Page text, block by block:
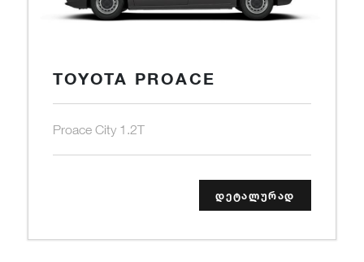
TOYOTA PROACE
Proace City 1.2T
დეტალურად